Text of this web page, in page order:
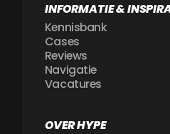
INFORMATIE &
Kennisbank
Cases
Reviews
Navigatie
Vacatures
OVER HYPE